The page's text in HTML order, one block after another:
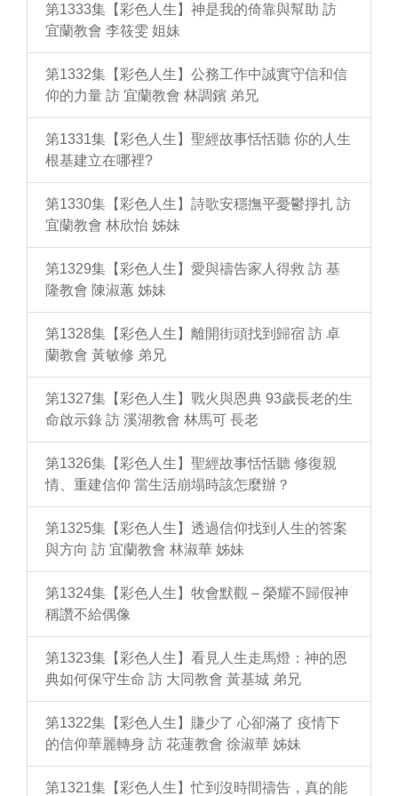
第1333集【彩色人生】神是我的倚靠與幫助 訪
宜蘭教會 李筱雯 姐妹
第1332集【彩色人生】公務工作中誠實守信和信
仰的力量 訪 宜蘭教會 林調鑌 弟兄
第1331集【彩色人生】聖經故事恬恬聽 你的人生
根基建立在哪裡?
第1330集【彩色人生】詩歌安穩撫平憂鬱掙扎 訪
宜蘭教會 林欣怡 姊妹
第1329集【彩色人生】愛與禱告家人得救 訪 基
隆教會 陳淑蕙 姊妹
第1328集【彩色人生】離開街頭找到歸宿 訪 卓
蘭教會 黃敏修 弟兄
第1327集【彩色人生】戰火與恩典 93歲長老的生
命啟示錄 訪 溪湖教會 林馬可 長老
第1326集【彩色人生】聖經故事恬恬聽 修復親
情、重建信仰 當生活崩塌時該怎麼辦？
第1325集【彩色人生】透過信仰找到人生的答案
與方向 訪 宜蘭教會 林淑華 姊妹
第1324集【彩色人生】牧會默觀 – 榮耀不歸假神
稱讚不給偶像
第1323集【彩色人生】看見人生走馬燈：神的恩
典如何保守生命 訪 大同教會 黃基城 弟兄
第1322集【彩色人生】賺少了 心卻滿了 疫情下
的信仰華麗轉身 訪 花蓮教會 徐淑華 姊妹
第1321集【彩色人生】忙到沒時間禱告，真的能